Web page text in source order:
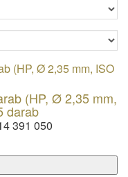
(HP, Ø 2,35 mm,
darab
391 050